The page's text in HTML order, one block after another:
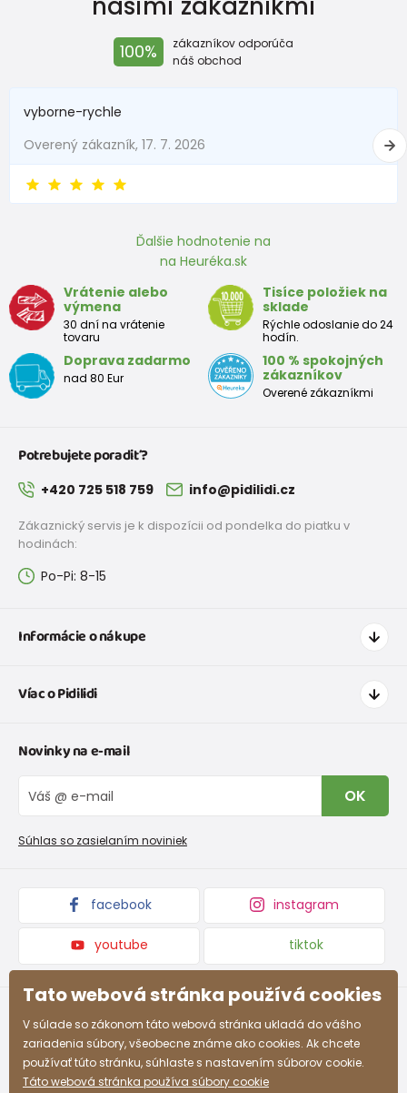
našimi zákazníkmi
100%
zákazníkov odporúča
náš obchod
vyborne-rychle
Overený zákazník, 17. 7. 2026
Ďalšie hodnotenie na
na Heuréka.sk
Vrátenie alebo
výmena
30 dní na vrátenie
tovaru
Tisíce položiek na
sklade
Rýchle odoslanie do 24
hodín.
Doprava zadarmo
nad 80 Eur
100 % spokojných
zákazníkov
Overené zákazníkmi
Potrebujete poradiť?
+420 725 518 759 info@pidilidi.cz
Zákaznický servis je k dispozícii od pondelka do piatku v
hodinách:
Po-Pi: 8-15
Informácie o nákupe
Doprava a platba
Tabuľka veľkostí obuvi
Vrátenie tovaru a reklamacie
Reklamačný poriadok
Víac o Pidilidi
O nás
Veľkoobchod PiDiLiDi
Kolekcie tovaru
Novinky na e-mail
OK
Súhlas so zasielaním noviniek
facebook instagram
youtube tiktok
Tato webová stránka používá cookies
V súlade so zákonom táto webová stránka ukladá do vášho
zariadenia súbory, všeobecne známe ako cookies. Ak chcete
používať túto stránku, súhlaste s nastavením súborov cookie.
Táto webová stránka používa súbory cookie